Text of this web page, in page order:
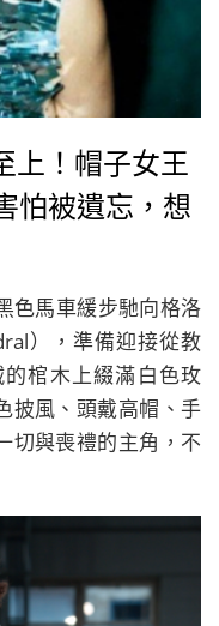
上！帽子女王
怕被遺忘，想
色馬車緩步馳向格洛
），準備迎接從教
棺木上綴滿白色玫
披風、頭戴高帽、手
切與喪禮的主角，不